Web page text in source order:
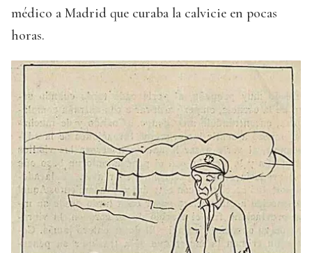
médico a Madrid que curaba la calvicie en pocas
horas.